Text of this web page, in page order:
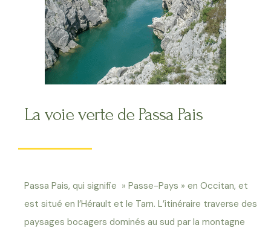
La voie verte de Passa Pais
Passa Pais, qui signifie » Passe-Pays » en Occitan, et
est situé en l’Hérault et le Tarn. L’itinéraire traverse des
paysages bocagers dominés au sud par la montagne